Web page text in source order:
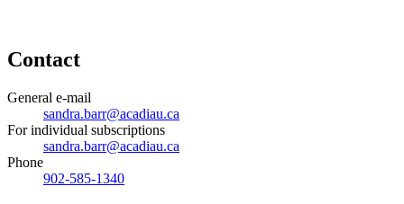
Contact
General e-mail
sandra.barr@acadiau.ca
For individual subscriptions
sandra.barr@acadiau.ca
Phone
902-585-1340